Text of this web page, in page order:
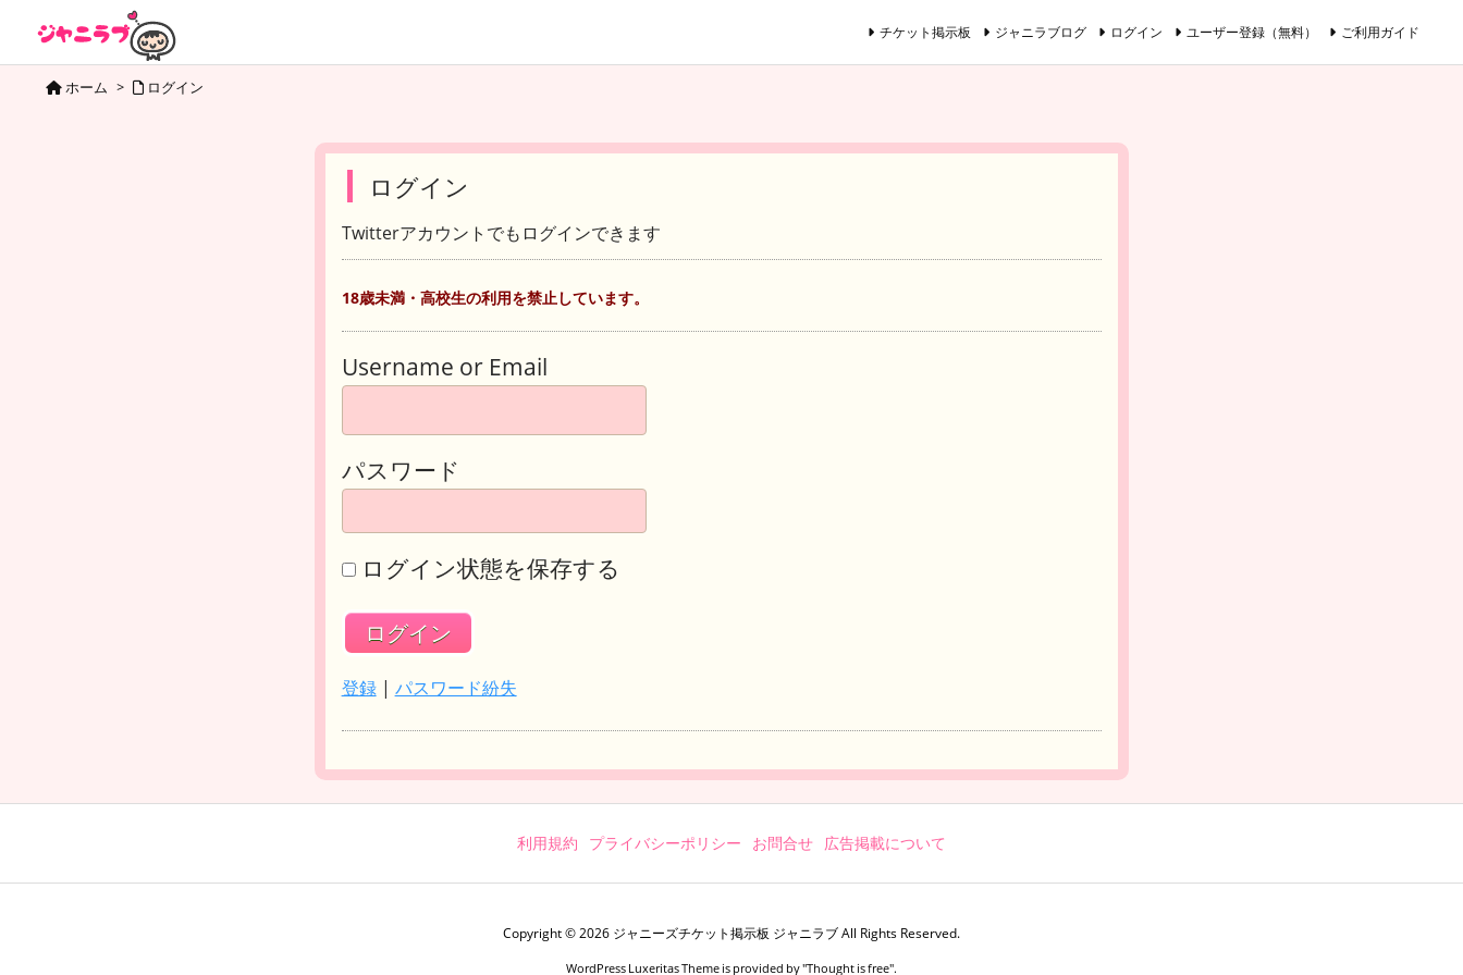
チケット掲示板 ジャニラブログ ログイン ユーザー登録（無料） ご利用ガイド
ホーム > ログイン
ログイン
Twitterアカウントでもログインできます
18歳未満・高校生の利用を禁止しています。
Username or Email
パスワード
ログイン状態を保存する
登録| パスワード紛失
利用規約 プライバシーポリシー お問合せ 広告掲載について
Copyright ©2026 ジャニーズチケット掲示板 ジャニラブAll Rights Reserved.
WordPress Luxeritas Theme is provided by "Thought is free".